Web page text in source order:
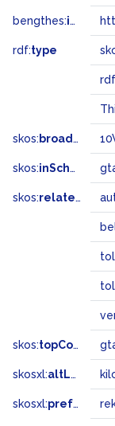
bengthes:inSet
rdf:type
skos: broadMatch
skos:inScheme
skos:related
skos:topConceptOf
skosxl:altLabel
skosxl:prefLabel